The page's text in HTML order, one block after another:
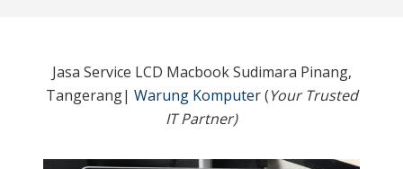
Jasa Service LCD Macbook Sudimara Pinang,
Tangerang| Warung Komputer(Your Trusted
IT Partner)